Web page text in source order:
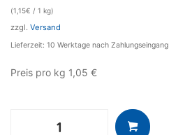
(1,15€ / 1 kg)
zzgl. Versand
Lieferzeit: 10 Werktage nach Zahlungseingang
Preis pro kg 1,05 €